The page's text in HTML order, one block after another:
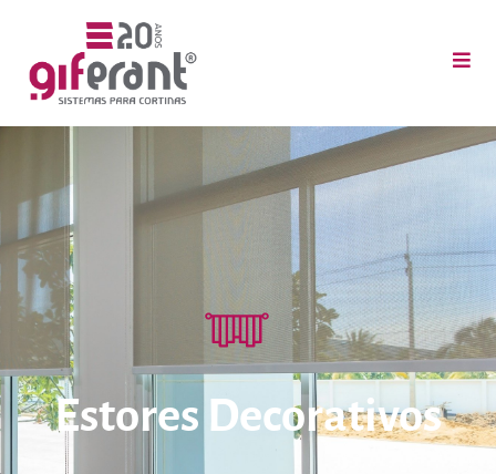
Estores Decorativos